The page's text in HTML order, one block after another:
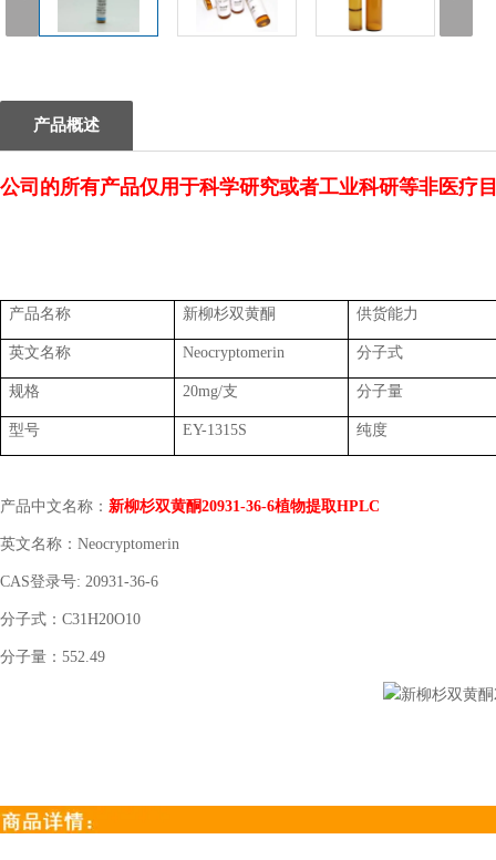
产品概述
公司的所有产品仅用于科学研究或者工业科研等非医疗
产品名称 新柳杉双黄酮 供货能力
英文名称 Neocryptomerin 分子式
规格 20mg/支 分子量
型号 EY-1315S 纯度
产品中文名称： 新柳杉双黄酮20931-36-6植物提取HPLC
英文名称： Neocryptomerin
CAS登录号: 20931-36-6
分子式： C31H20O10
分子量： 552.49